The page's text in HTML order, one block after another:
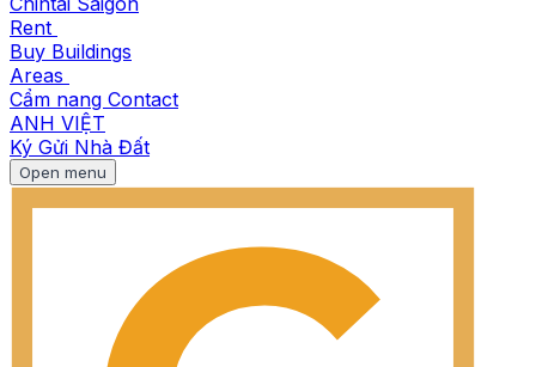
Rent
Buy Buildings
Areas
Cẩm nang Contact
ANH VIỆT
Ký Gửi Nhà Đất
Open menu